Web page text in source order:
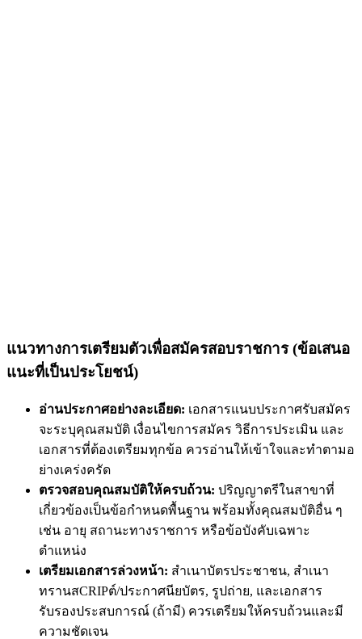
แนวทางการเตรียมตัวเพื่อสมัครสอบราชการ (ข้อเสนอ
แนะที่เป็นประโยชน์)
อ่านประกาศอย่างละเอียด: เอกสารแนบประกาศรับสมัคร
จะระบุคุณสมบัติ เงื่อนไขการสมัคร วิธีการประเมิน และ
เอกสารที่ต้องเตรียมทุกข้อ ควรอ่านให้เข้าใจและทำตามอ
ย่างเคร่งครัด
ตรวจสอบคุณสมบัติให้ครบถ้วน: ปริญญาตรีในสาขาที่
เกี่ยวข้องเป็นข้อกำหนดพื้นฐาน พร้อมทั้งคุณสมบัติอื่น ๆ
เช่น อายุ สถานะทางราชการ หรือข้อบังคับเฉพาะ
ตำแหน่ง
เตรียมเอกสารล่วงหน้า: สำเนาบัตรประชาชน, สำเนา
ทรานสCRIPต์/ประกาศนียบัตร, รูปถ่าย, และเอกสาร
รับรองประสบการณ์ (ถ้ามี) ควรเตรียมให้ครบถ้วนและมี
ความชัดเจน